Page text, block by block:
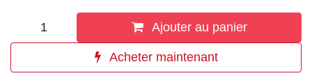
Ajouter au panier
Acheter maintenant